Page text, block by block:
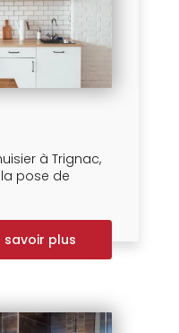
à Trignac,
pose de
savoir plus